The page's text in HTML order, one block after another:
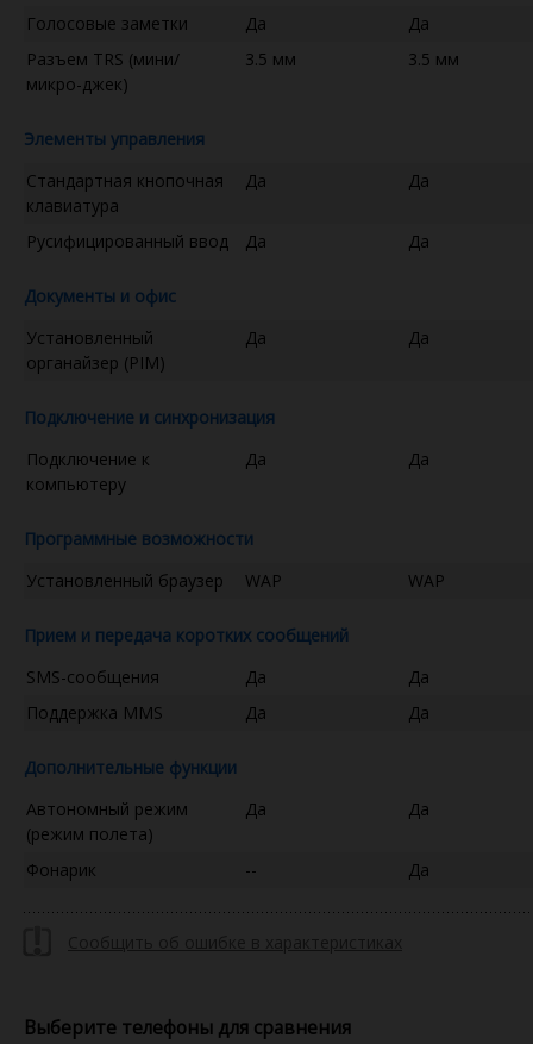
Голосовые заметки
Да
Да
Разъем TRS (мини/
микро-джек)
3.5 мм 3.5 мм
Элементы управления
Стандартная кнопочная
клавиатура
Да Да
Русифицированный ввод Да Да
Документы и офис
Установленный
органайзер (PIM)
Да Да
Подключение и синхронизация
Подключение к
компьютеру
Да Да
Программные возможности
Установленный браузер
WAP WAP
Прием и передача коротких сообщений
SMS-сообщения
Да
Да
Поддержка MMS
Да Да
Дополнительные функции
Автономный режим
(режим полета)
Да Да
Фонарик -- Да
Выберите телефоны для сравнения